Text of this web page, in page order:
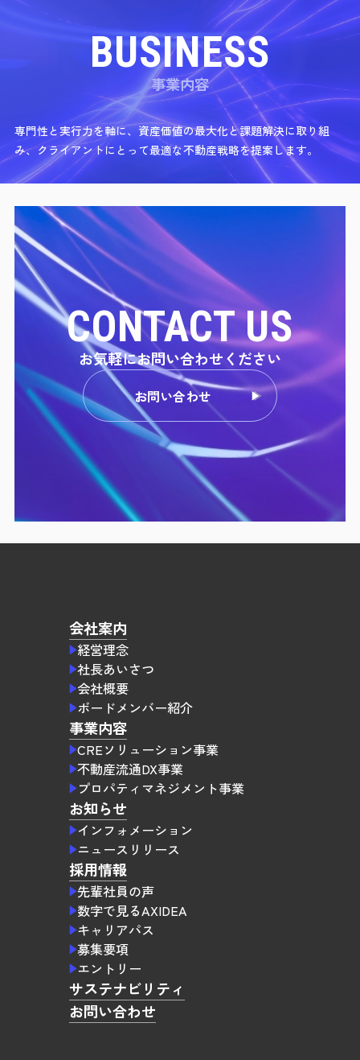
BUSINESS
事業内容
専門性と実行力を軸に、資産価値の最大化と課題解決に取り組
み、クライアントにとって最適な不動産戦略を提案します。
CONTACT US
お気軽にお問い合わせください
お問い合わせ
会社案内
経営理念
社長あいさつ
会社概要
ボードメンバー紹介
事業内容
CREソリューション事業
不動産流通DX事業
プロパティマネジメント事業
お知らせ
インフォメーション
ニュースリリース
採用情報
先輩社員の声
数字で見るAXIDEA
キャリアパス
募集要項
エントリー
サステナビリティ
お問い合わせ